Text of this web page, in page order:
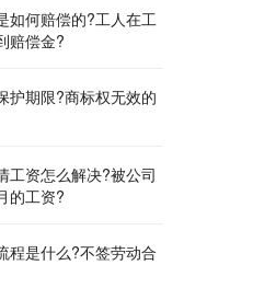
如何赔偿的?工人在工
赔偿金?
护期限?商标权无效的
工资怎么解决?被公司
的工资?
程是什么?不签劳动合